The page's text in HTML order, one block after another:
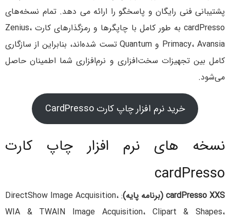
پشتیبانی فنی رایگان و پاسخگو را ارائه می دهد. تمام نسخه‌های
cardPresso به طور کامل با چاپگرها و رمزگذارهای کارت Zenius،
Primacy، Avansia و Quantum تست شده‌اند، بنابراین از سازگاری
کامل بین تجهیزات سخت‌افزاری و نرم‌افزاری شما اطمینان حاصل
می‌شود.
خرید نرم افزار چاپ کارت CardPresso
نسخه های نرم افزار چاپ کارت
cardPresso
cardPresso XXS (برنامه پایه)
: DirectShow Image Acquisition،
WIA & TWAIN Image Acquisition، Clipart & Shapes،